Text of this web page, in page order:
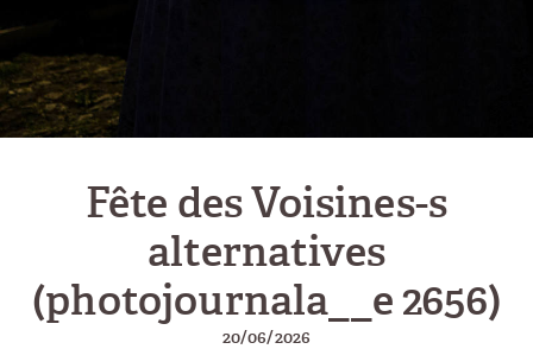
Fête des Voisines-s
alternatives
(photojournala__e 2656)
20/06/2026